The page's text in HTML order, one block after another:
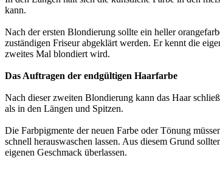
kann.
Nach der ersten Blondierung sollte ein heller
zuständigen Friseur abgeklärt werden. Er kennt die
zweites Mal blondiert wird.
Das Auftragen der endgültigen Haarfarbe
Nach dieser zweiten Blondierung kann das Haar
als in den Längen und Spitzen.
Die Farbpigmente der neuen Farbe oder Tönung
schnell herauswaschen lassen. Aus diesem Grund
eigenen Geschmack überlassen.